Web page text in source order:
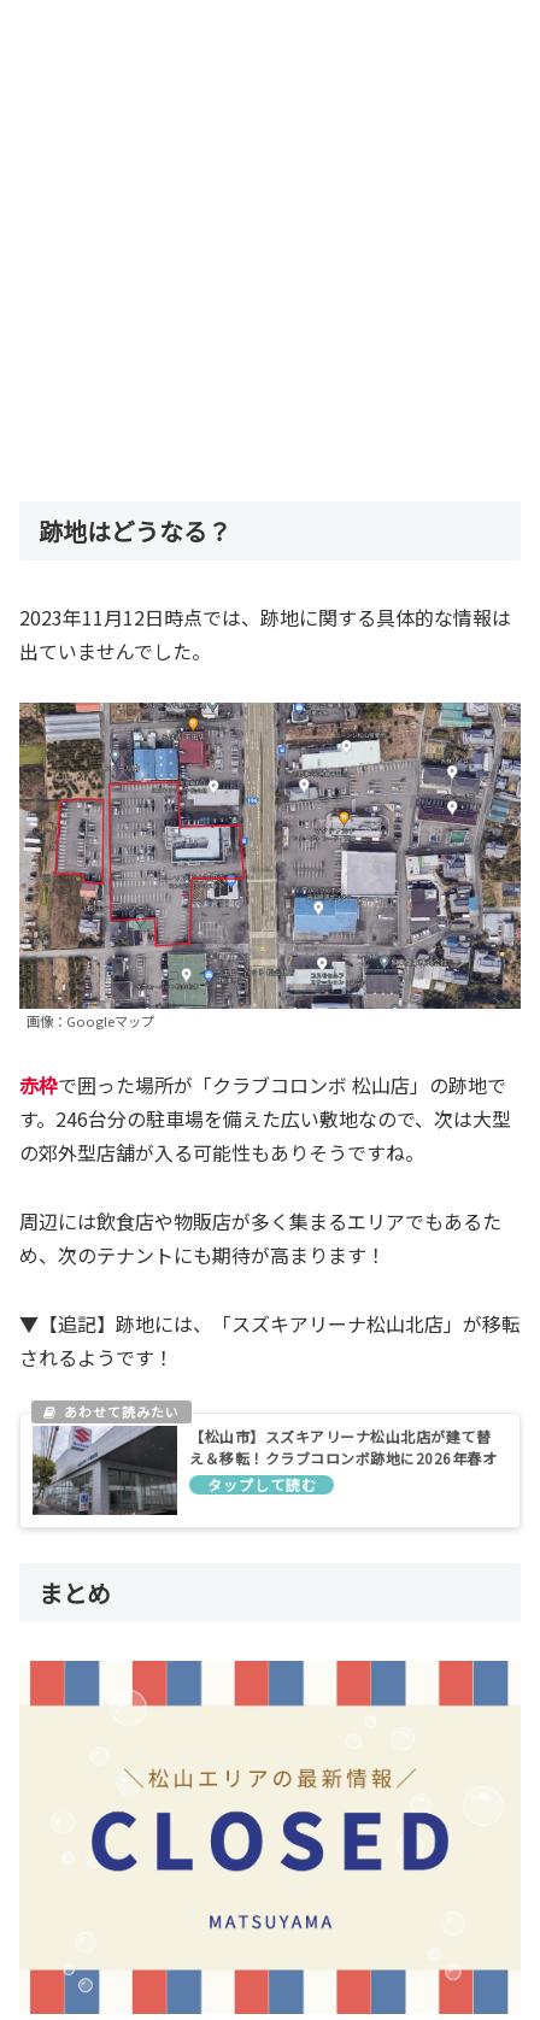
跡地はどうなる？
2023年11月12日時点では、跡地に関する具体的な情報は
出ていませんでした。
画像：Googleマップ
赤枠で囲った場所が「クラブコロンボ 松山店」の跡地で
す。246台分の駐車場を備えた広い敷地なので、次は大型
の郊外型店舗が入る可能性もありそうですね。
周辺には飲食店や物販店が多く集まるエリアでもあるた
め、次のテナントにも期待が高まります！
▼【追記】跡地には、「スズキアリーナ松山北店」が移転
されるようです！
【松山市】スズキアリーナ松山北店が建て替
え＆移転！クラブコロンボ跡地に2026年春オ
ープン予定
まとめ